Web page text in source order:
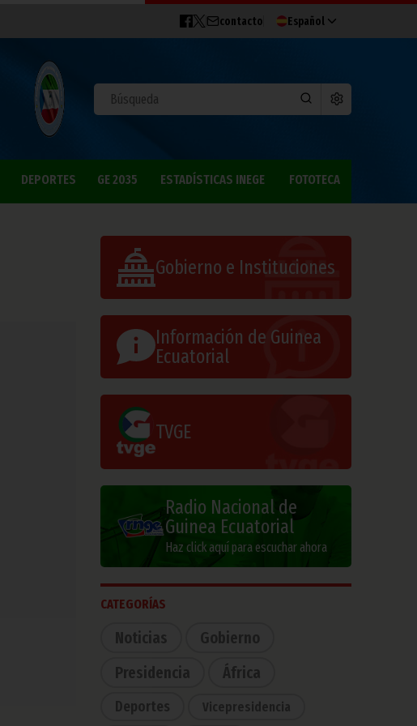
contacto Español
DEPORTES GE 2035 ESTADÍSTICAS INEGE FOTOTECA
Gobierno e Instituciones
Información de Guinea
Ecuatorial
TVGE
Radio Nacional de
Guinea Ecuatorial
Haz click aquí para escuchar ahora
CATEGORÍAS
Noticias
Gobierno
Presidencia
África
Deportes Vicepresidencia